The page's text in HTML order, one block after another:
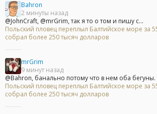
Bahron
2 минуты назад
@JohnCraft, @mrGrim, так я то о том и пишу с...
Польский пловец переплыл Балтийское море за
собрал более 250 тысяч долларов
mrGrim
9 минут назад
@Bahron, банально потому что в нем оба бегуны.
Польский пловец переплыл Балтийское море за
собрал более 250 тысяч долларов